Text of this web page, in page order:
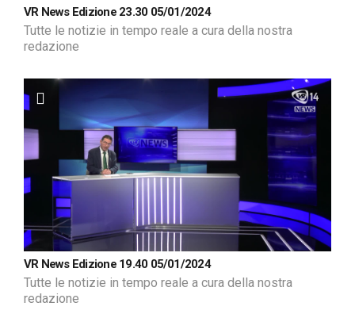
VR News Edizione 23.30 05/01/2024
Tutte le notizie in tempo reale a cura della nostra
redazione
VR News Edizione 19.40 05/01/2024
Tutte le notizie in tempo reale a cura della nostra
redazione